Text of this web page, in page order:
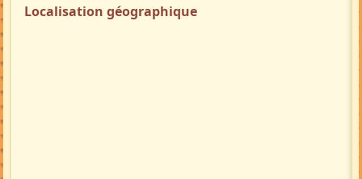
Localisation géographique